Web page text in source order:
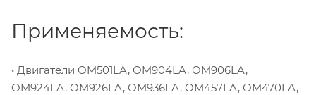
Применяемость:
• Двигатели OM501LA, OM904LA, OM906LA,
OM924LA, OM926LA, OM936LA, OM457LA, OM470LA,